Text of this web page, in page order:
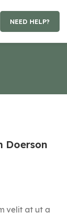
NEED HELP?
Doerson
velit at ut a